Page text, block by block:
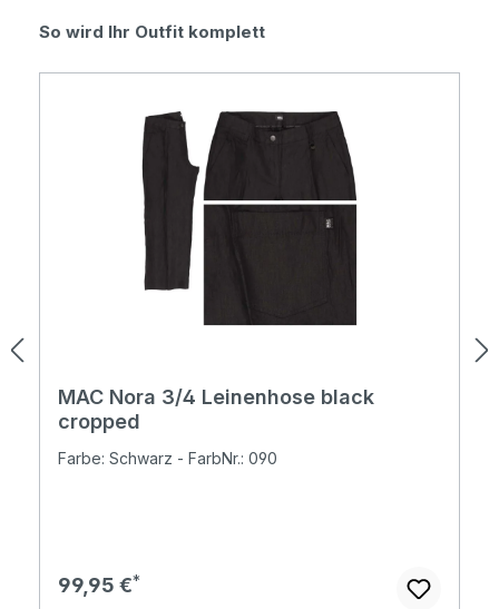
Produktgalerie überspringen
So wird Ihr Outfit komplett
MAC Nora 3/4 Leinenhose black
cropped
Farbe: Schwarz - FarbNr.: 090
Regulärer Preis:
99,95 €